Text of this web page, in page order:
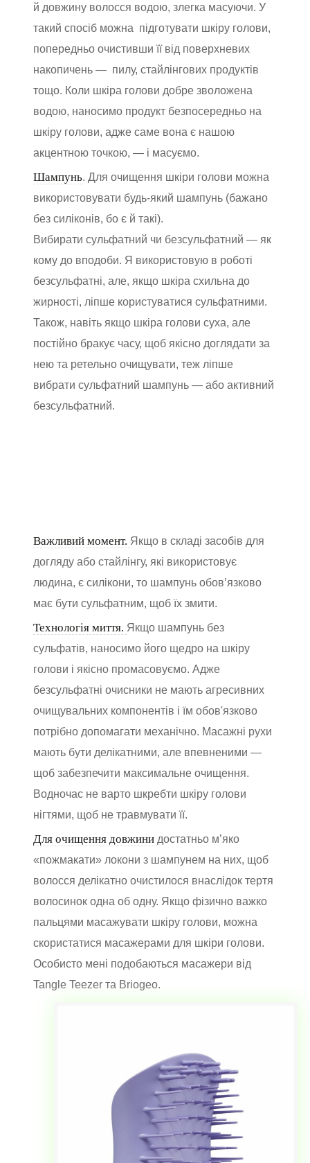
й довжину волосся водою, злегка масуючи. У
такий спосіб можна підготувати шкіру голови,
попередньо очистивши її від поверхневих
накопичень — пилу, стайлінгових продуктів
тощо. Коли шкіра голови добре зволожена
водою, наносимо продукт безпосередньо на
шкіру голови, адже саме вона є нашою
акцентною точкою, — і масуємо.
Шампунь. Для очищення шкіри голови можна
використовувати будь-який шампунь (бажано
без силіконів, бо є й такі).
Вибирати сульфатний чи безсульфатний — як
кому до вподоби. Я використовую в роботі
безсульфатні, але, якщо шкіра схильна до
жирності, ліпше користуватися сульфатними.
Також, навіть якщо шкіра голови суха, але
постійно бракує часу, щоб якісно доглядати за
нею та ретельно очищувати, теж ліпше
вибрати сульфатний шампунь — або активний
безсульфатний.
Важливий момент. Якщо в складі засобів для
догляду або стайлінгу, які використовує
людина, є силікони, то шампунь обов’язково
має бути сульфатним, щоб їх змити.
Технологія миття. Якщо шампунь без
сульфатів, наносимо його щедро на шкіру
голови і якісно промасовуємо. Адже
безсульфатні очисники не мають агресивних
очищувальних компонентів і їм обов'язково
потрібно допомагати механічно. Масажні рухи
мають бути делікатними, але впевненими —
щоб забезпечити максимальне очищення.
Водночас не варто шкребти шкіру голови
нігтями, щоб не травмувати її.
Для очищення довжини достатньо м’яко
«пожмакати» локони з шампунем на них, щоб
волосся делікатно очистилося внаслідок тертя
волосинок одна об одну. Якщо фізично важко
пальцями масажувати шкіру голови, можна
скористатися масажерами для шкіри голови.
Особисто мені подобаються масажери від
Tangle Teezer та Briogeo.